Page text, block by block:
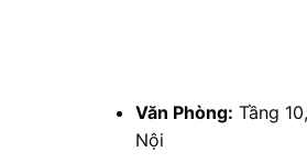
Văn Phòng: Tầng
Nội